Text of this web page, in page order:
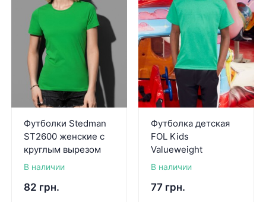
Футболки Stedman
ST2600 женские с
круглым вырезом
В наличии
82 грн.
Футболка детская
FOL Kids
Valueweight
В наличии
77 грн.